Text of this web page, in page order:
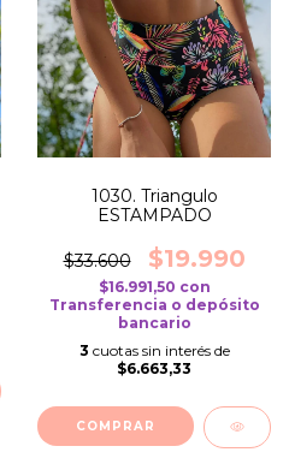
1030. Triangulo
ESTAMPADO
$33.600 $19.990
$16.991,50 con
Transferencia o depósito
bancario
3 cuotas sin interés de
$6.663,33
COMPRAR